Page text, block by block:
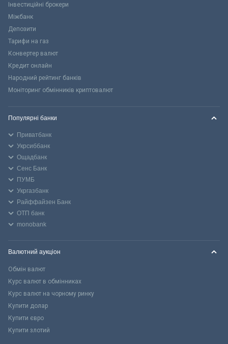
Інвестиційні брокери
Міжбанк
Депозити
Тарифи на газ
Конвертер валют
Кредит онлайн
Народний рейтинг банків
Моніторинг обмінників криптовалют
Популярні банки
Приватбанк
Укрсиббанк
Ощадбанк
Сенс Банк
ПУМБ
Укргазбанк
Райффайзен Банк
ОТП банк
monobank
Валютний аукціон
Обмін валют
Курс валют в обмінниках
Курс валют на чорному ринку
Купити долар
Купити євро
Купити злотий